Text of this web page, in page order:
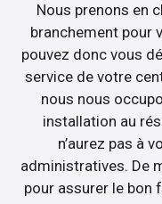
Nous prenons en
branchement pour
pouvez donc vous
service de votre
nous nous
installation au
n’aurez pas à
administratives. De
pour assurer le bon